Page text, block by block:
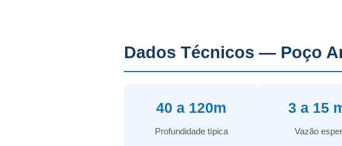
Dados Técnicos — Poço
40 a 120m
Profundidade típica
3 a 15
Vazão